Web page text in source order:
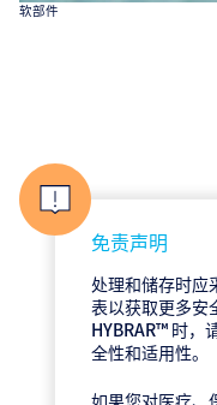
软部件
免责声明
处理和储存时应
表以获取更多安
HYBRAR™ 时，
全性和适用性。
如果您对医疗、